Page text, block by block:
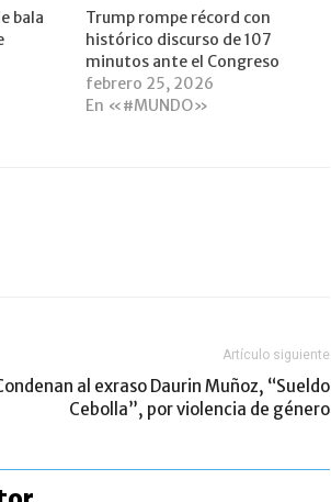
bala
Trump rompe récord con
histórico discurso de 107
minutos ante el Congreso
febrero 25, 2026
En «#MUNDO»
Artículo siguiente
al exraso Daurin Muñoz, “Sueldo
Cebolla”, por violencia de género